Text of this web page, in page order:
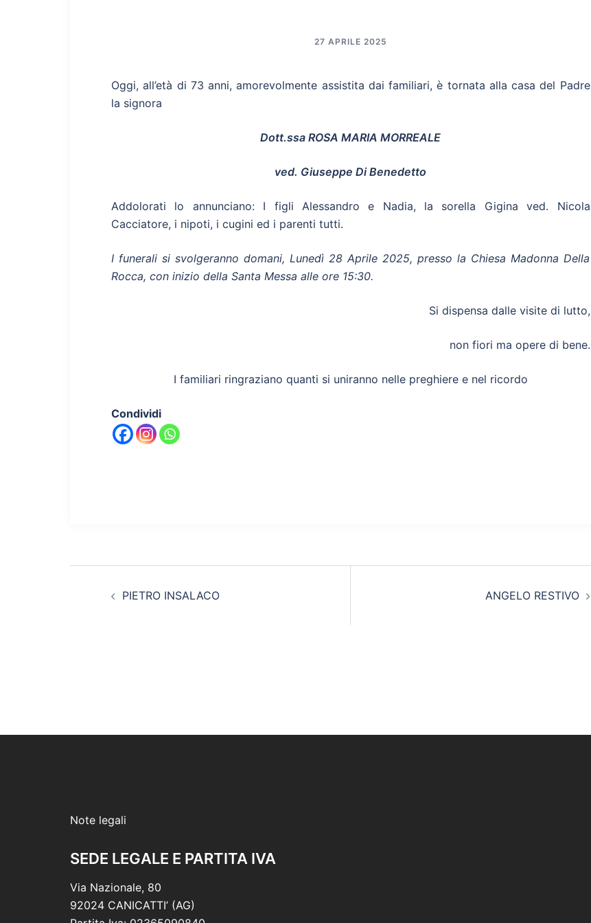
27 APRILE 2025
Oggi, all’età di 73 anni, amorevolmente assistita dai familiari, è tornata alla casa del Padre
la signora
Dott.ssa ROSA MARIA MORREALE
ved. Giuseppe Di Benedetto
Addolorati lo annunciano: I figli Alessandro e Nadia, la sorella Gigina ved. Nicola
Cacciatore, i nipoti, i cugini ed i parenti tutti.
I funerali si svolgeranno domani, Lunedì 28 Aprile 2025, presso la Chiesa Madonna Della
Rocca, con inizio della Santa Messa alle ore 15:30.
Si dispensa dalle visite di lutto,
non fiori ma opere di bene.
I familiari ringraziano quanti si uniranno nelle preghiere e nel ricordo
Condividi
articolo
PIETRO INSALACO ANGELO RESTIVO
Note legali
SEDE LEGALE E PARTITA IVA
Via Nazionale, 80
92024 CANICATTI’ (AG)